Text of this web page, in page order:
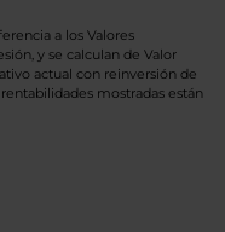
a los Valores
y se calculan de Valor
actual con reinversión de
mostradas están